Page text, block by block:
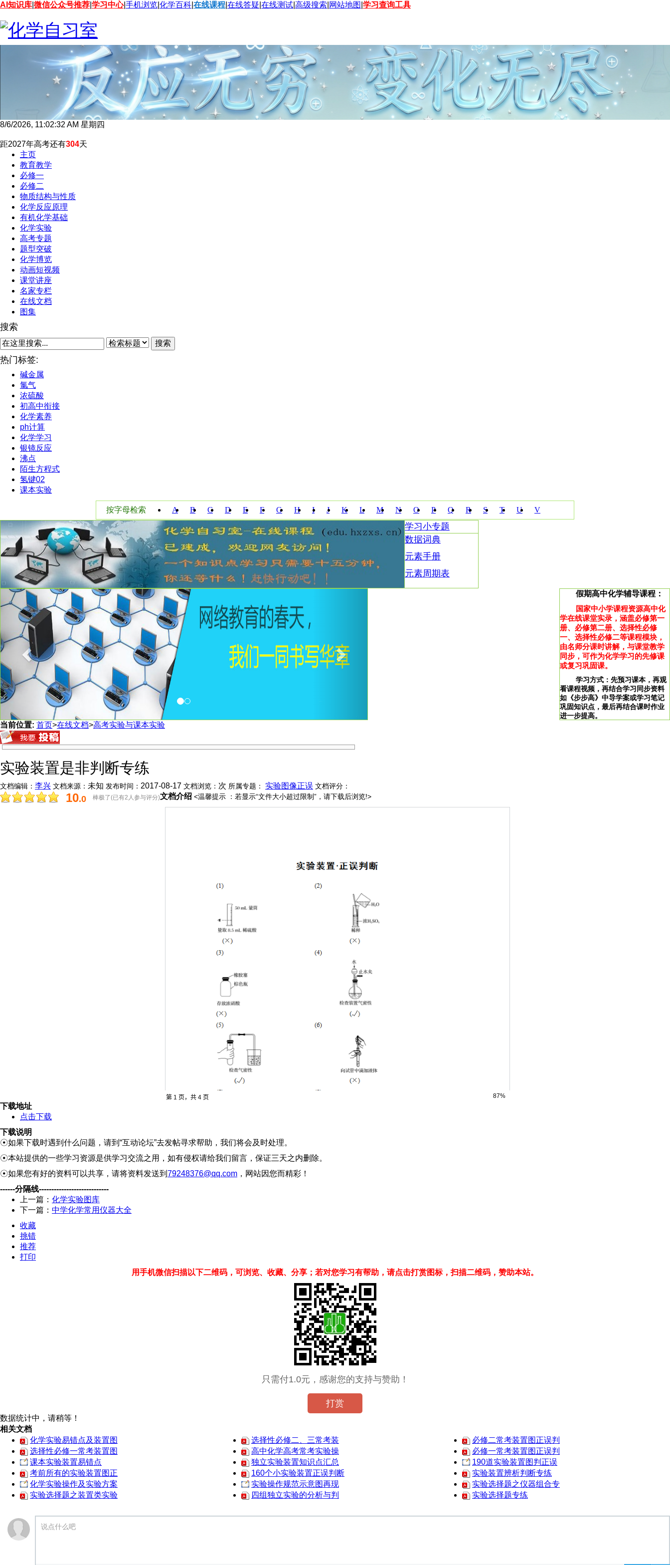
AI知识库 微信公众号推荐 学习中心|手机浏览 化学百科 在线课程 在线答疑 在线测试 高级搜索 网站地图 学习查询工具
8/6/2026, 11:02:33 AM 星期四
距2027年高考还有304天
主页
教育教学
必修一
必修二
物质结构与性质
化学反应原理
有机化学基础
化学实验
高考专题
题型突破
化学博览
动画短视频
课堂讲座
名家专栏
在线文档
图集
搜索
搜索
热门标签:
碱金属
氯气
浓硫酸
初高中衔接
化学素养
ph计算
化学学习
银镜反应
沸点
陌生方程式
氢键02
课本实验
按字母检索 A B C D E F G H I J K L M N O P Q R S T U V
W X Y Z
学习小专题
数据词典
元素手册
元素周期表
Previous 假期高中化学辅导课程：
国家中小学课程资源高中化
学在线课堂实录，涵盖必修第一
册、必修第二册、选择性必修
一、选择性必修二等课程模块，
由名师分课时讲解，与课堂教学
同步，可作为化学学习的先修课
或复习巩固课。
学习方式：先预习课本，再观
看课程视频，再结合学习同步资料
如《步步高》中导学案或学习笔记
巩固知识点，最后再结合课时作业
进一步提高。
当前位置: 首页>在线文档>高考实验与课本实验
实验装置是非判断专练
文档编辑： 李兴 文档来源： 未知 发布时间： 2017-08-17 文档浏览： 次 所属专题： 实验图像正误 文档评分：
10.0 棒极了(已有2人参与评分)文档介绍 <温馨提示 ：若显示“文件大小超过限制”，请下载后浏览!>
下载地址
点击下载
下载说明
☉如果下载时遇到什么问题，请到“互动论坛”去发帖寻求帮助，我们将会及时处理。
☉本站提供的一些学习资源是供学习交流之用，如有侵权请给我们留言，保证三天之内删除。
☉如果您有好的资料可以共享，请将资料发送到 79248376@qq.com ，网站因您而精彩！
------分隔线----------------------------
上一篇： 化学实验图库
下一篇： 中学化学常用仪器大全
收藏
挑错
推荐
打印
用手机微信扫描以下二维码，可浏览、收藏、分享；若对您学习有帮助，请点击打赏图标，扫描二维码，赞助本站。
只需付1.0元，感谢您的支持与赞助！
打赏
数据统计中，请稍等！
相关文档
化学实验易错点及装置图
选择性必修二、三常考装
必修二常考装置图正误判
选择性必修一常考装置图
高中化学高考常考实验操
必修一常考装置图正误判
课本实验装置易错点
独立实验装置知识点汇总
190道实验装置图判正误
考前所有的实验装置图正
160个小实验装置正误判断
实验装置辨析判断专练
化学实验操作及实验方案
实验操作规范示意图再现
实验选择题之仪器组合专
实验选择题之装置类实验
四组独立实验的分析与判 实验选择题专练
说点什么吧